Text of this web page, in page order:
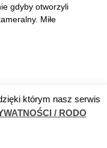
gdyby otworzyli
Miłe
którym nasz serwis
/ RODO